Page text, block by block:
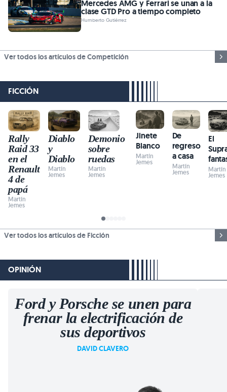
Mercedes AMG y Ferrari se unan a la
clase GTD Pro a tiempo completo
Humberto Gutiérrez
Ver todos los artículos de Competición
FICCIÓN
Rally
Raid 33
en el
Renault
4 de
papá
Martín
Jemes
Diablo
y
Diablo
Martín
Jemes
Demonio
sobre
ruedas
Martín
Jemes
Jinete
Blanco
Martín
Jemes
De
regreso
a casa
Martín
Jemes
El
Martín
Jemes
Ver todos los artículos de Ficción
OPINIÓN
Ford y Porsche se unen para
frenar la electrificación de
sus deportivos
DAVID CLAVERO